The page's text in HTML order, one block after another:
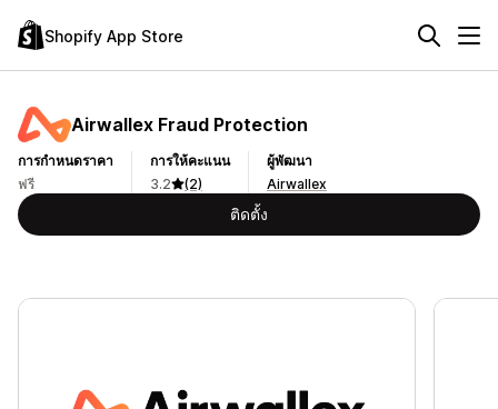
Shopify App Store
Airwallex Fraud Protection
การกำหนดราคา
ฟรี
การให้คะแนน
3.2
(2)
ผู้พัฒนา
Airwallex
ติดตั้ง